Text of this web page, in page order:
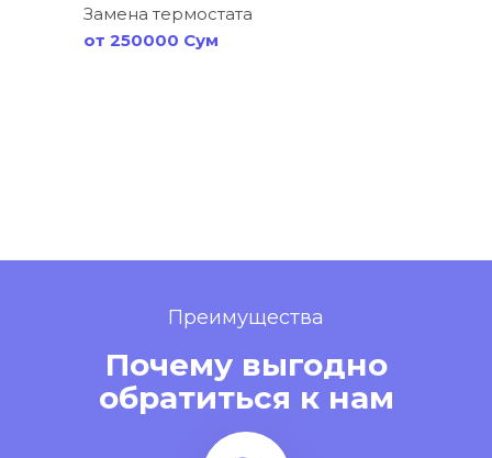
Замена термостата
от 250000 Сум
Преимущества
Почему выгодно
обратиться к нам